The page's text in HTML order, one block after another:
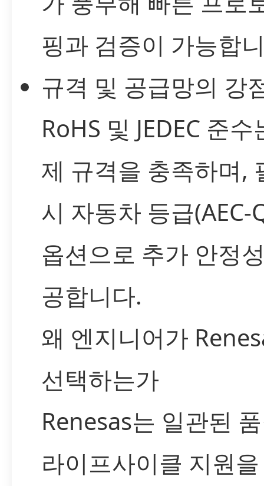
핑과 검증이 가능합
규격 및 공급망의 강
RoHS 및 JEDEC 준수
제 규격을 충족하며,
시 자동차 등급(AEC-
옵션으로 추가 안정
공합니다.
왜 엔지니어가
선택하는가
Renesas는 일관된
라이프사이클 지원